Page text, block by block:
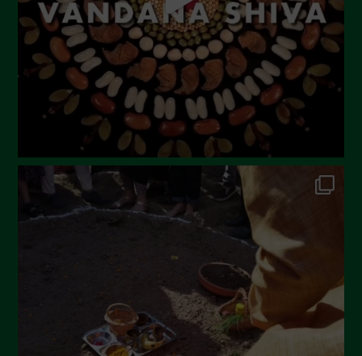
Maggio 2023
Aprile 2023
Marzo 2023
Febbraio 2023
Dicembre 2022
Novembre 2022
Ottobre 2022
Settembre 2022
Aprile 2022